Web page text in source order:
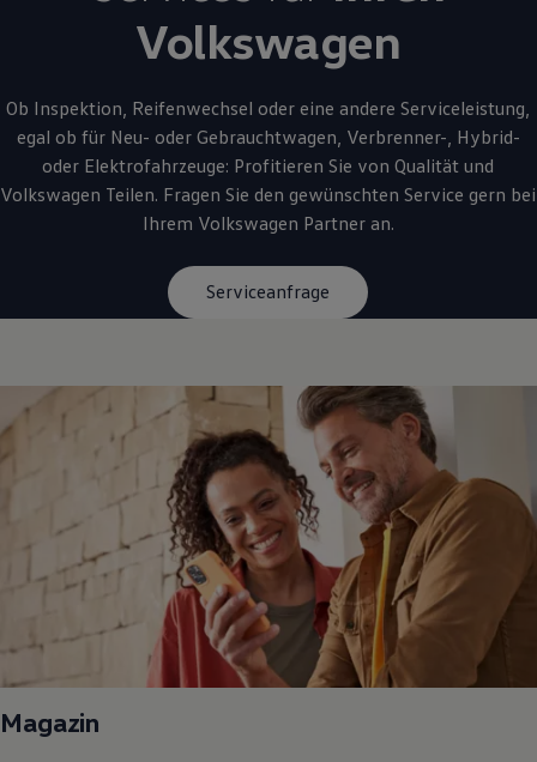
Volkswagen
Ob Inspektion, Reifenwechsel oder eine andere Serviceleistung,
egal ob für Neu- oder Gebrauchtwagen , Verbrenner-, Hybrid-
oder Elektrofahrzeuge: Profitieren Sie von Qualität und
Volkswagen Teilen. Fragen Sie den gewünschten Service gern bei
Ihrem Volkswagen Partner an.
Serviceanfrage
Magazin